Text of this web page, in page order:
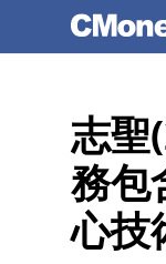
志聖
務包
心技